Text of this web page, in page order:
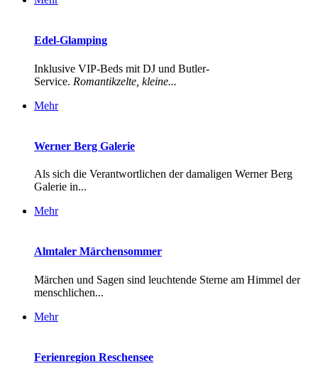
Edel-Glamping
Inklusive VIP-Beds mit DJ und Butler-
Service. Romantikzelte, kleine...
Mehr
Werner Berg Galerie
Als sich die Verantwortlichen der damaligen Werner Berg
Galerie in...
Mehr
Almtaler Märchensommer
Märchen und Sagen sind leuchtende Sterne am Himmel der
menschlichen...
Mehr
Ferienregion Reschensee